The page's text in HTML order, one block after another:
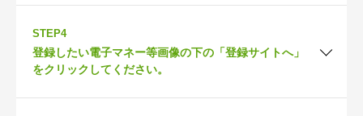
STEP4
登録したい電子マネー等画像の下の「登録サイトへ」
をクリックしてください。